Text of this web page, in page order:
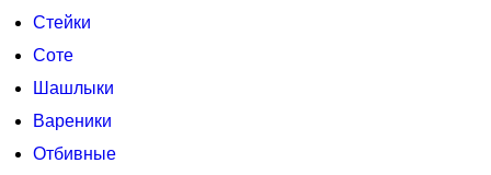
Стейки
Соте
Шашлыки
Вареники
Отбивные